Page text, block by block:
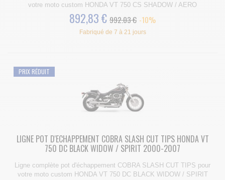
votre moto custom HONDA VT 750 CS SHADOW / AERO
892,83 € 992.03 € -10%
Fabriqué de 7 à 21 jours
PRIX RÉDUIT
LIGNE POT D'ECHAPPEMENT COBRA SLASH CUT TIPS HONDA VT
750 DC BLACK WIDOW / SPIRIT 2000-2007
Ligne complète pot d'échappement COBRA SLASH CUT TIPS pour
votre moto custom HONDA VT 750 DC BLACK WIDOW / SPIRIT